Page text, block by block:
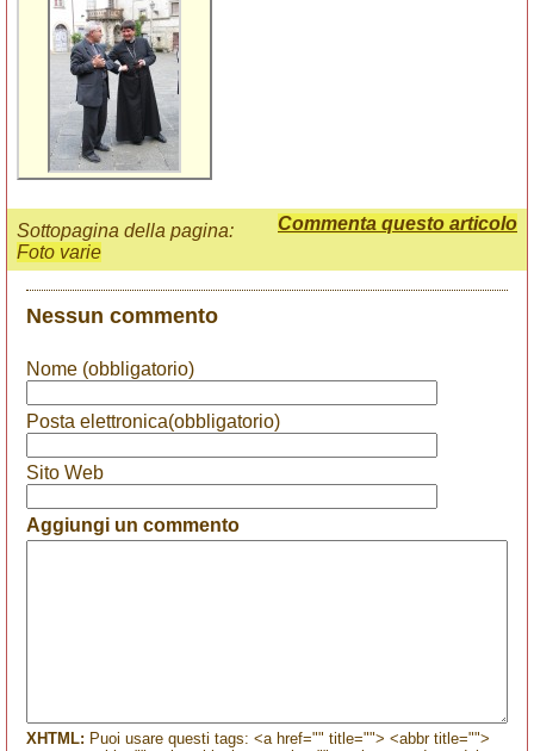
Commenta questo articolo
Sottopagina della pagina:
Foto varie
Nessun commento
Nome (obbligatorio)
Posta elettronica(obbligatorio)
Sito Web
Aggiungi un commento
XHTML: Puoi usare questi tags: <a href="" title=""> <abbr title="">